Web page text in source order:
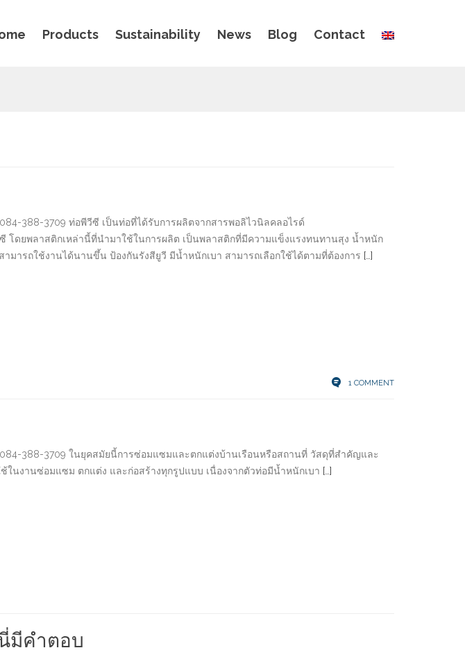
Products Sustainability News Blog Contact
388-3709 ท่อพีวีซี เป็นท่อที่ได้รับการผลิตจากสารพอลิไวนิลคลอไรด์
ดยพลาสติกเหล่านี้ที่นำมาใช้ในการผลิต เป็นพลาสติกที่มีความแข็งแรงทนทานสุง น้ำหนัก
ารถใช้งานได้นานขึ้น ป้องกันรังสียูวี มีน้ำหนักเบา สามารถเลือกใช้ได้ตามที่ต้องการ […]
1 COMMENT
388-3709 ในยุคสมัยนี้การซ่อมแซมและตกแต่งบ้านเรือนหรือสถานที่ วัสดุที่สำคัญและ
นงานซ่อมแซม ตกแต่ง และก่อสร้างทุกรูปแบบ เนื่องจากตัวท่อมีน้ำหนักเบา […]
มีคำตอบ